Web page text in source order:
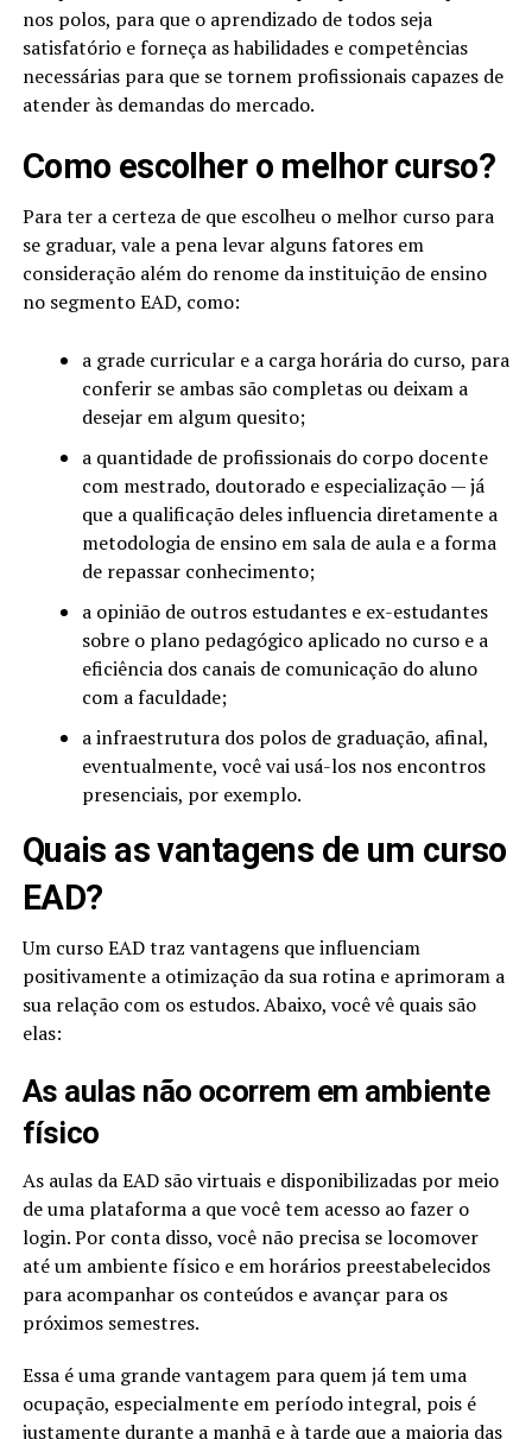
nos polos, para que o aprendizado de todos seja
satisfatório e forneça as habilidades e competências
necessárias para que se tornem profissionais capazes de
atender às demandas do mercado.
Como escolher o melhor curso?
Para ter a certeza de que escolheu o melhor curso para
se graduar, vale a pena levar alguns fatores em
consideração além do renome da instituição de ensino
no segmento EAD, como:
a grade curricular e a carga horária do curso, para
conferir se ambas são completas ou deixam a
desejar em algum quesito;
a quantidade de profissionais do corpo docente
com mestrado, doutorado e especialização — já
que a qualificação deles influencia diretamente a
metodologia de ensino em sala de aula e a forma
de repassar conhecimento;
a opinião de outros estudantes e ex-estudantes
sobre o plano pedagógico aplicado no curso e a
eficiência dos canais de comunicação do aluno
com a faculdade;
a infraestrutura dos polos de graduação, afinal,
eventualmente, você vai usá-los nos encontros
presenciais, por exemplo.
Quais as vantagens de um curso
EAD?
Um curso EAD traz vantagens que influenciam
positivamente a otimização da sua rotina e aprimoram a
sua relação com os estudos. Abaixo, você vê quais são
elas:
As aulas não ocorrem em ambiente
físico
As aulas da EAD são virtuais e disponibilizadas por meio
de uma plataforma a que você tem acesso ao fazer o
login. Por conta disso, você não precisa se locomover
até um ambiente físico e em horários preestabelecidos
para acompanhar os conteúdos e avançar para os
próximos semestres.
Essa é uma grande vantagem para quem já tem uma
ocupação, especialmente em período integral, pois é
justamente durante a manhã e à tarde que a maioria das